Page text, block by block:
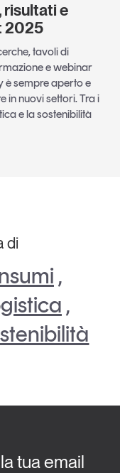
risultati e
2025
tavoli di
e webinar
è sempre aperto e
in nuovi settori. Tra i
e la sostenibilità
di
,
,
tua email